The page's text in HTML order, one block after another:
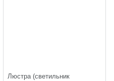
Люстра (светильник